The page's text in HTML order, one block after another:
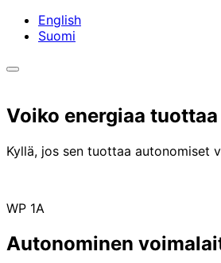
English
Suomi
Avaa/sulje
Voiko energiaa
Kyllä, jos sen tuottaa autonomiset
WP 1A
Autonominen